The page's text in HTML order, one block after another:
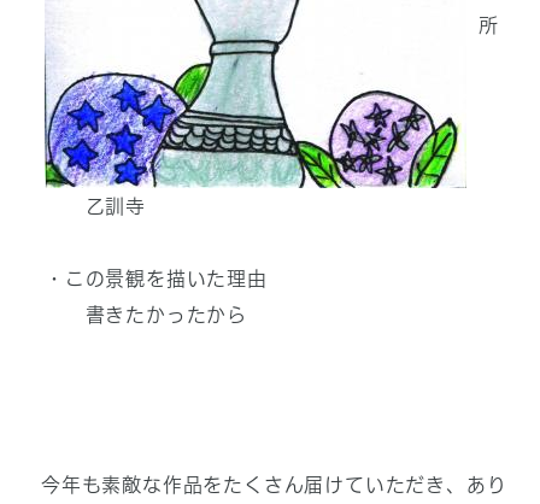
所
乙訓寺
・この景観を描いた理由
書きたかったから
今年も素敵な作品をたくさん届けていただき、あり